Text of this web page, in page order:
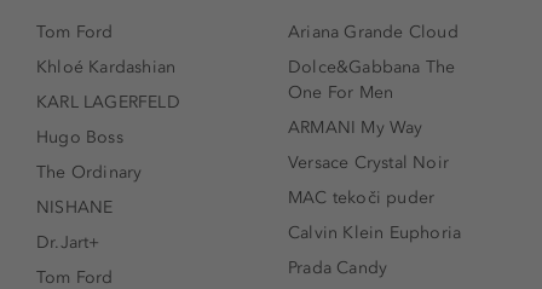
Tom Ford
Khloé Kardashian
KARL LAGERFELD
Hugo Boss
The Ordinary
NISHANE
Dr.Jart+
Tom Ford
Ariana Grande Cloud
Dolce&Gabbana The
One For Men
ARMANI My Way
Versace Crystal Noir
MAC tekoči puder
Calvin Klein Euphoria
Prada Candy